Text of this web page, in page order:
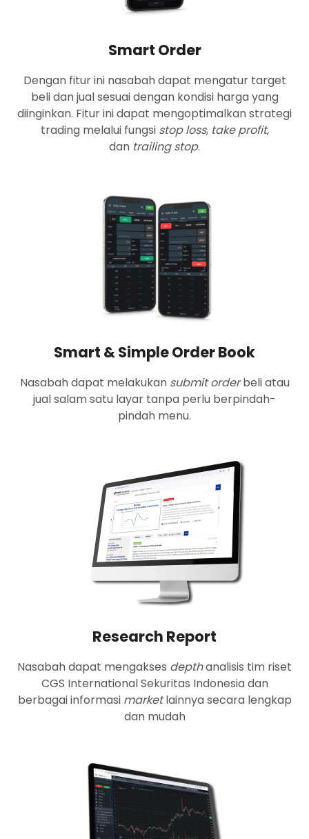
Smart Order
Dengan fitur ini nasabah dapat mengatur target
beli dan jual sesuai dengan kondisi harga yang
diinginkan. Fitur ini dapat mengoptimalkan strategi
trading melalui fungsi stop loss, take profit,
dan trailing stop.
Smart & Simple Order Book
Nasabah dapat melakukansubmit orderbeli atau
jual salam satu layar tanpa perlu berpindah-
pindah menu.
Research Report
Nasabah dapat mengakses depthanalisis tim riset
CGS International Sekuritas Indonesia dan
berbagai informasi marketlainnya secara lengkap
dan mudah